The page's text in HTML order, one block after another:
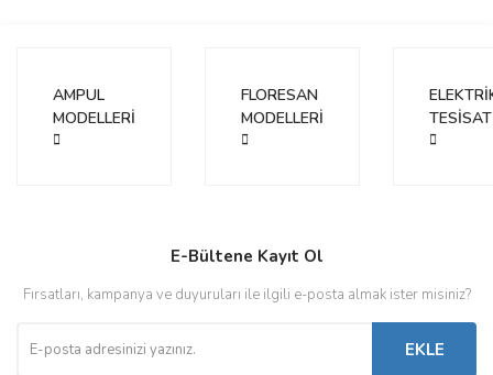
AMPUL
MODELLERİ
FLORESAN
MODELLERİ
TESİSAT
E-Bültene Kayıt Ol
Fırsatları, kampanya ve duyuruları ile ilgili e-posta almak ister misiniz?
EKLE